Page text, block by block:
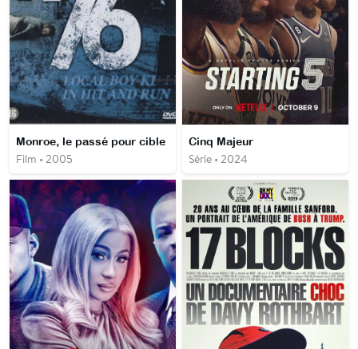
Monroe, le passé pour cible
Film • 2005
Cinq Majeur
Série • 2024